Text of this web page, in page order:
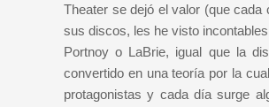
Theater se dejó el valor (que
sus discos, les he visto
Portnoy o LaBrie, igual que la
convertido en una teoría por la
protagonistas y cada día surge